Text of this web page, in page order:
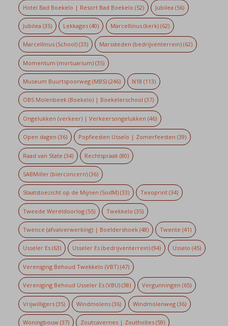
Hotel Bad Boekelo | Resort Bad Boekelo (52) Jubilea (56)
Jubilea (35) Lekkages (40) Marcellinus (kerk)(62)
Marcellinus (School)(33) Marssteden (bedrijventerrein) (62)
Momentum (mortuarium)(35)
Museum Buurtspoorweg (MBS)(246) N18 (113)
OBS Molenbeek (Boekelo) | Boekelerschool (37)
Ongelukken (verkeer) | Verkeersongelukken (46)
Open dagen (36) Popfeesten Usselo | Zomerfeesten (39)
Raad van State (34) Rechtspraak (80)
SABMiller (bierconcern)(36)
Staatstoezicht op de Mijnen (SodM)(33) Texoprint (34)
Tweede Wereldoorlog(55) Twekkelo (35)
Twence (afvalverwerking) | Boeldershoek(48) Twente (41)
Usseler Es(63) Usseler Es (bedrijventerrein) (94) Usselo (45)
Vereniging Behoud Twekkelo (VBT)(47)
Vereniging Behoud Usseler Es (VBU)(38) Vergunningen (65)
Vrijwilligers(35) Windmolens (36) Windmolenweg(36)
Woningbouw(37) Zoutcavernes | Zoutholtes (59)